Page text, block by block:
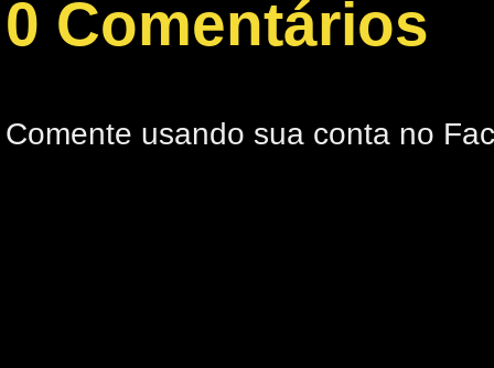
0 Comentários
Comente usando sua conta no